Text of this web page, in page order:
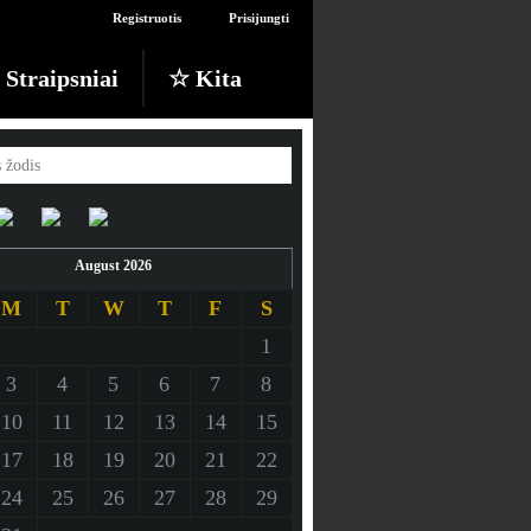
Prisijungti
Registruotis
☆ Kita
August 2026
M T W T F
S
1
3
4 5 6 7
8
10
11 12 13 14
15
17
18 19 20 21
22
24
25 26 27 28
29